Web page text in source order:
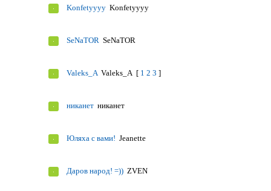
Konfetyyyy Konfetyyyy
SeNaTOR SeNaTOR
Valeks_A Valeks_A [ 1 2 3 ]
никанет никанет
Юляха с вами! Jeanettе
Даров народ! =)) ZVEN